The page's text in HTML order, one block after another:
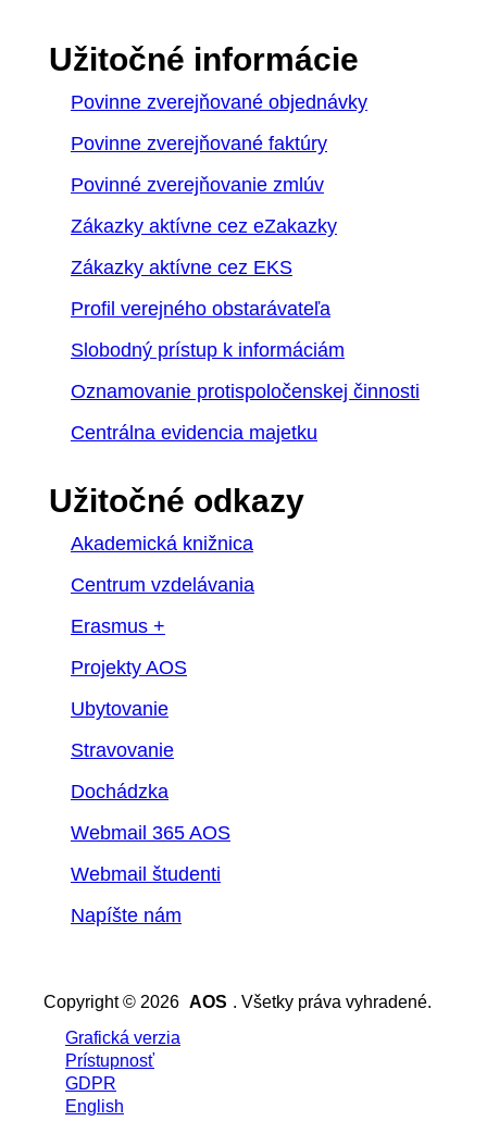
Užitočné informácie
Povinne zverejňované objednávky
Povinne zverejňované faktúry
Povinné zverejňovanie zmlúv
Zákazky aktívne cez eZakazky
Zákazky aktívne cez EKS
Profil verejného obstarávateľa
Slobodný prístup k informáciám
Oznamovanie protispoločenskej činnosti
Centrálna evidencia majetku
Užitočné odkazy
Akademická knižnica
Centrum vzdelávania
Erasmus +
Projekty AOS
Ubytovanie
Stravovanie
Dochádzka
Webmail 365 AOS
Webmail študenti
Napíšte nám
Copyright © 2026 AOS . Všetky práva vyhradené.
Grafická verzia
Prístupnosť
GDPR
English